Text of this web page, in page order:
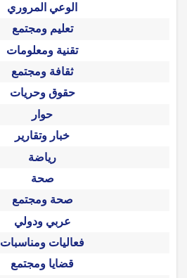
الوعي المروري
تعليم ومجتمع
تقنية ومعلومات
ثقافة ومجتمع
حقوق وحريات
حوار
خبار وتقارير
رياضة
صحة
صحة ومجتمع
عربي ودولي
فعاليات ومناسبات
قضايا ومجتمع